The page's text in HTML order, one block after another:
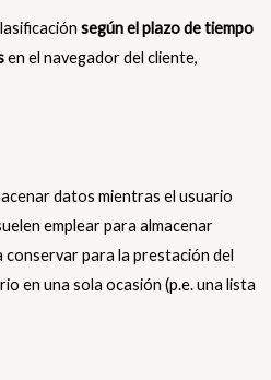
según el plazo de tiempo
en el navegador del cliente,
datos mientras el usuario
emplear para almacenar
para la prestación del
en una sola ocasión (p.e. una lista